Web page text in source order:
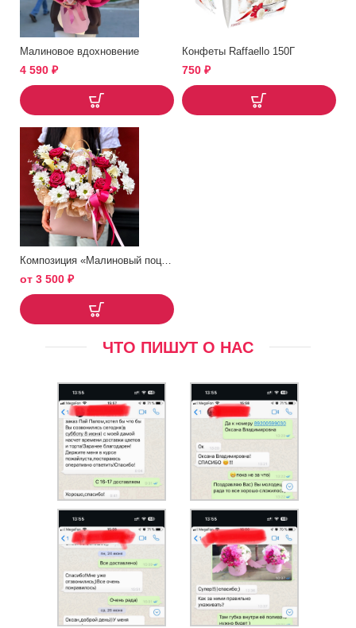
Малиновое вдохновение
4 590 ₽
Конфеты Raffaello 150Г
750 ₽
от 3 500 ₽
ЧТО ПИШУТ О НАС